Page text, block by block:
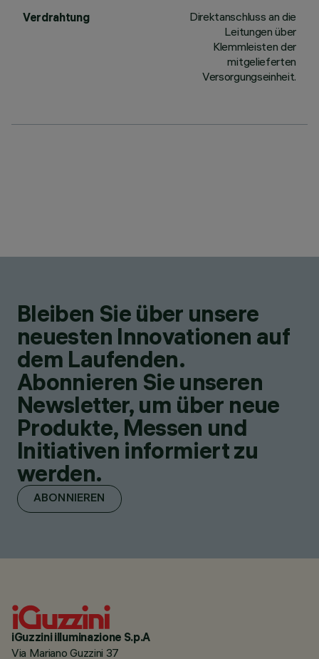
Verdrahtung
Direktanschluss an die
Leitungen über
Klemmleisten der
mitgelieferten
Versorgungseinheit.
Bleiben Sie über unsere
neuesten Innovationen auf
dem Laufenden.
Abonnieren Sie unseren
Newsletter, um über neue
Produkte, Messen und
Initiativen informiert zu
werden.
ABONNIEREN
iGuzzini illuminazione S.p.A
Via Mariano Guzzini 37